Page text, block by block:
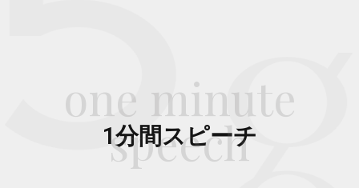
1分間スピーチ
one minute
speech